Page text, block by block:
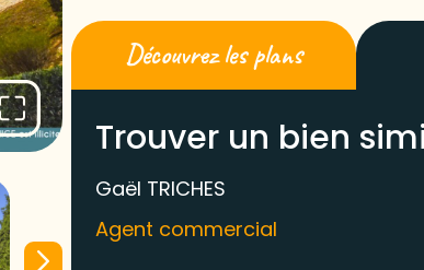
Découvrez les plans
Trouver un bien
Gaël TRICHES
Agent commercial